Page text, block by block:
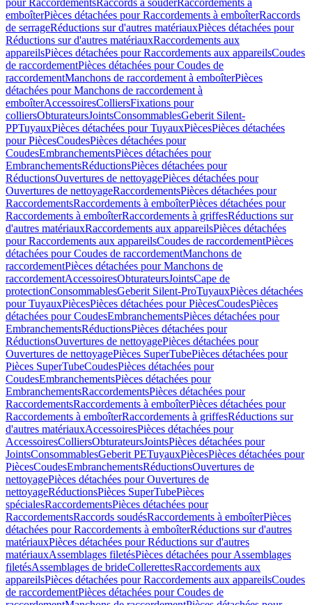
pour RaccordementsRaccords à souderRaccordements à
emboîterPièces détachées pour Raccordements à emboîterRaccords
de serrageRéductions sur d'autres matériauxPièces détachées pour
Réductions sur d'autres matériauxRaccordements aux
appareilsPièces détachées pour Raccordements aux appareilsCoudes
de raccordementPièces détachées pour Coudes de
raccordementManchons de raccordement à emboîterPièces
détachées pour Manchons de raccordement à
emboîterAccessoiresColliersFixations pour
colliersObturateursJointsConsommablesGeberit Silent-
PPTuyauxPièces détachées pour TuyauxPiècesPièces détachées
pour PiècesCoudesPièces détachées pour
CoudesEmbranchementsPièces détachées pour
EmbranchementsRéductionsPièces détachées pour
RéductionsOuvertures de nettoyagePièces détachées pour
Ouvertures de nettoyageRaccordementsPièces détachées pour
RaccordementsRaccordements à emboîterPièces détachées pour
Raccordements à emboîterRaccordements à griffesRéductions sur
d'autres matériauxRaccordements aux appareilsPièces détachées
pour Raccordements aux appareilsCoudes de raccordementPièces
détachées pour Coudes de raccordementManchons de
raccordementPièces détachées pour Manchons de
raccordementAccessoiresObturateursJointsCape de
protectionConsommablesGeberit Silent-ProTuyauxPièces détachées
pour TuyauxPiècesPièces détachées pour PiècesCoudesPièces
détachées pour CoudesEmbranchementsPièces détachées pour
EmbranchementsRéductionsPièces détachées pour
RéductionsOuvertures de nettoyagePièces détachées pour
Ouvertures de nettoyagePièces SuperTubePièces détachées pour
Pièces SuperTubeCoudesPièces détachées pour
CoudesEmbranchementsPièces détachées pour
EmbranchementsRaccordementsPièces détachées pour
RaccordementsRaccordements à emboîterPièces détachées pour
Raccordements à emboîterRaccordements à griffesRéductions sur
d'autres matériauxAccessoiresPièces détachées pour
AccessoiresColliersObturateursJointsPièces détachées pour
JointsConsommablesGeberit PETuyauxPiècesPièces détachées pour
PiècesCoudesEmbranchementsRéductionsOuvertures de
nettoyagePièces détachées pour Ouvertures de
nettoyageRéductionsPièces SuperTubePièces
spécialesRaccordementsPièces détachées pour
RaccordementsRaccords soudésRaccordements à emboîterPièces
détachées pour Raccordements à emboîterRéductions sur d'autres
matériauxPièces détachées pour Réductions sur d'autres
matériauxAssemblages filetésPièces détachées pour Assemblages
filetésAssemblages de brideCollerettesRaccordements aux
appareilsPièces détachées pour Raccordements aux appareilsCoudes
de raccordementPièces détachées pour Coudes de